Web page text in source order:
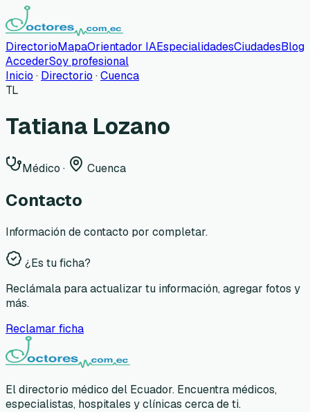
DirectorioMapaOrientador IAEspecialidadesCiudadesBlog
AccederSoy profesional
Inicio · Directorio ·Cuenca
TL
Tatiana Lozano
Médico · Cuenca
Contacto
Información de contacto por completar.
¿Es tu ficha?
Reclámala para actualizar tu información, agregar fotos y
más.
Reclamar ficha
El directorio médico del Ecuador. Encuentra médicos,
especialistas, hospitales y clínicas cerca de ti.